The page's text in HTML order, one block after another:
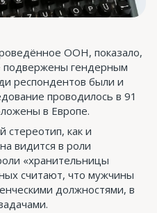
ООН, показало,
подвержены гендерным
респондентов были и
проводилось в 91
в Европе.
стереотип, как и
видится в роли
«хранительницы
считают, что мужчины
должностями, в